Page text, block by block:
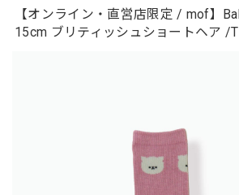
【オンライン・直営店限定 / mof】
15cm ブリティッシュショートヘア /